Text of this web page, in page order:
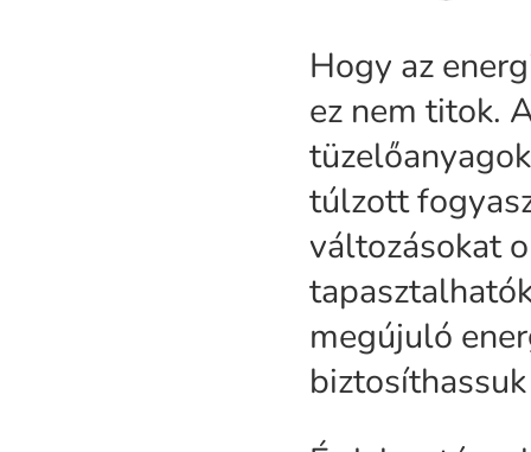
Hogy az
ez nem titok.
túlzott
változásokat
megújuló